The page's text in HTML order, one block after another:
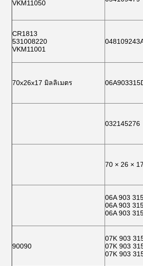
VKM11050
CR1813
531008220
VKM11001
70x26x17 มิลลิเมตร
032145276
70 × 26 × 17
06A 903
06A 903
06A 903
90090
07K 903
07K 903
07K 903